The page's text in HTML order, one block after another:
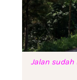
Jalan sudah